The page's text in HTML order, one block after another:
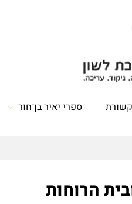
ספרי יאיר בן־חור
הרוחות